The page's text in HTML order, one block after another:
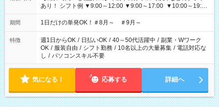
あり！ シフト例 ▼9:00～12:00 ▼9:00～17:00 ▼10:00～19:00
▼18:00～21:00
期間 1日だけの単発OK！＃8月～ ＃9月～
特徴 週1日からOK / 日払いOK / 40～50代活躍中 / 副業・Wワーク
OK / 服装自由 / シフト勤務 / 10名以上の大量募集 / 電話対応な
し / パソコンスキル不要
気になる！ 応募する 詳細へ